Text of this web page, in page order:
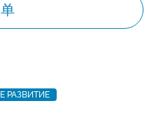
РАЗВИТИЕ